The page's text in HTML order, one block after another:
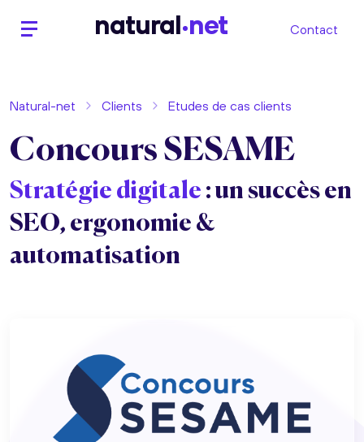
natural net Contact
Natural-net Clients Etudes de cas clients
Concours SESAME
Stratégie digitale : un succès en
SEO, ergonomie &
automatisation